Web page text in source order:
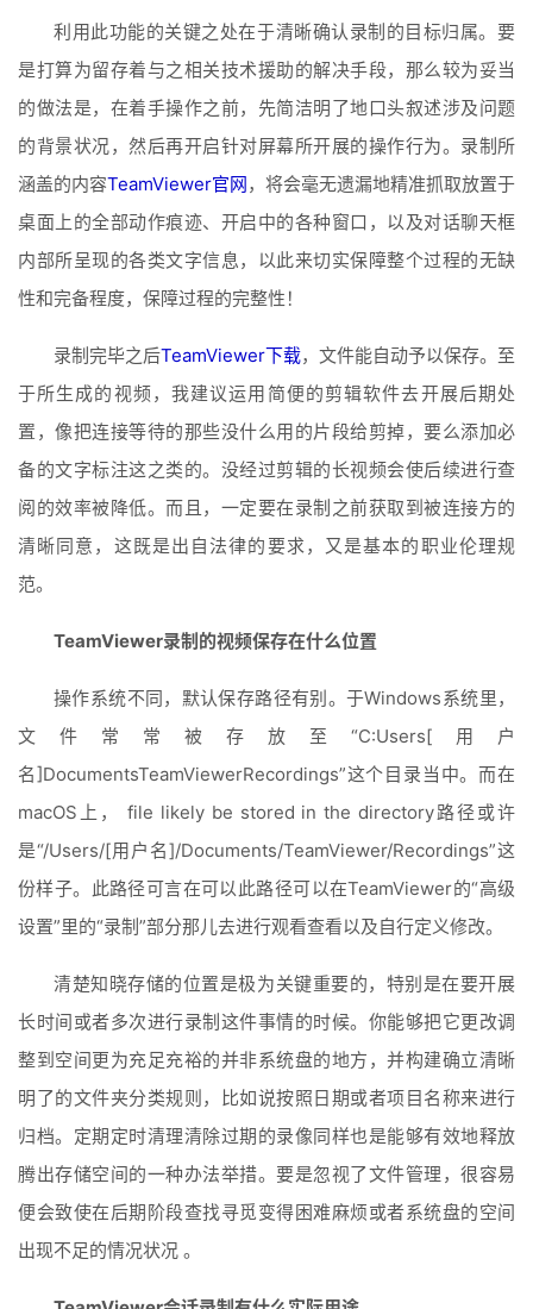
利用此功能的关键之处在于清晰确认录制的目标归属。要
是打算为留存着与之相关技术援助的解决手段，那么较为妥当
的做法是，在着手操作之前，先简洁明了地口头叙述涉及问题
的背景状况，然后再开启针对屏幕所开展的操作行为。录制所
涵盖的内容TeamViewer官网，将会毫无遗漏地精准抓取放置于
桌面上的全部动作痕迹、开启中的各种窗口，以及对话聊天框
内部所呈现的各类文字信息，以此来切实保障整个过程的无缺
性和完备程度，保障过程的完整性！
录制完毕之后TeamViewer下载，文件能自动予以保存。至
于所生成的视频，我建议运用简便的剪辑软件去开展后期处
置，像把连接等待的那些没什么用的片段给剪掉，要么添加必
备的文字标注这之类的。没经过剪辑的长视频会使后续进行查
阅的效率被降低。而且，一定要在录制之前获取到被连接方的
清晰同意，这既是出自法律的要求，又是基本的职业伦理规
范。
TeamViewer录制的视频保存在什么位置
操作系统不同，默认保存路径有别。于Windows系统里，
文件常常被存放至“C:Users[用户
名]DocumentsTeamViewerRecordings”这个目录当中。而在
macOS上， file likely be stored in the directory路径或许
是“/Users/[用户名]/Documents/TeamViewer/Recordings”这
份样子。此路径可言在可以此路径可以在TeamViewer的“高级
设置”里的“录制”部分那儿去进行观看查看以及自行定义修改。
清楚知晓存储的位置是极为关键重要的，特别是在要开展
长时间或者多次进行录制这件事情的时候。你能够把它更改调
整到空间更为充足充裕的并非系统盘的地方，并构建确立清晰
明了的文件夹分类规则，比如说按照日期或者项目名称来进行
归档。定期定时清理清除过期的录像同样也是能够有效地释放
腾出存储空间的一种办法举措。要是忽视了文件管理，很容易
便会致使在后期阶段查找寻觅变得困难麻烦或者系统盘的空间
出现不足的情况状况 。